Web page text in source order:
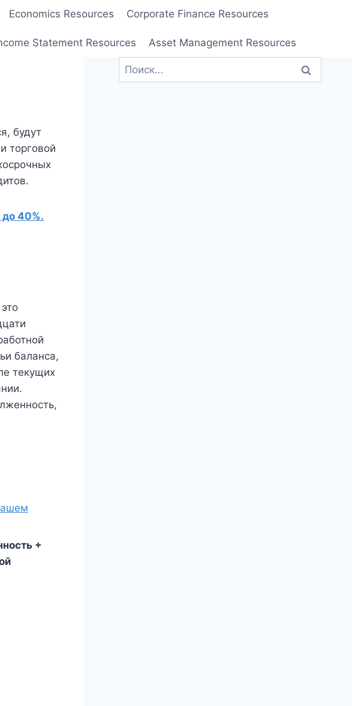
Economics Resources Corporate Finance Resources
Statement Resources Asset Management Resources
будут
торговой
40%.
баланса,
текущих
+
Найти: